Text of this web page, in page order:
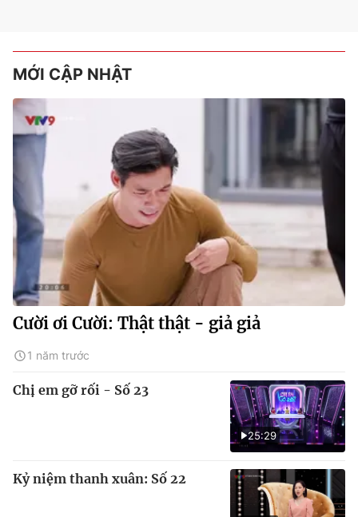
MỚI CẬP NHẬT
Cười ơi Cười: Thật thật - giả giả
1 năm trước
25:29
Chị em gỡ rối - Số 23
Kỷ niệm thanh xuân: Số 22